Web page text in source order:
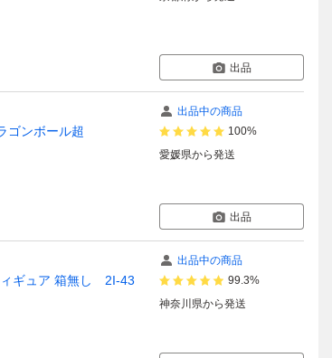
出品
ゴンボール超
出品中の商品
100%
愛媛県から発送
出品
ィギュア 箱無し 2I-43
出品中の商品
99.3%
神奈川県から発送